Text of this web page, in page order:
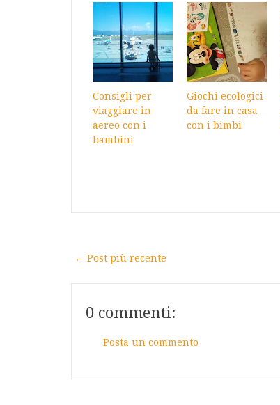
Consigli per
viaggiare in
aereo con i
bambini
Giochi ecologici
da fare in casa
con i bimbi
← Post più recente
0 commenti:
Posta un commento